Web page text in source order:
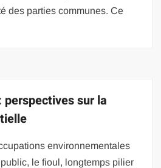
des parties communes. Ce
perspectives sur la
environnementales
le fioul, longtemps pilier